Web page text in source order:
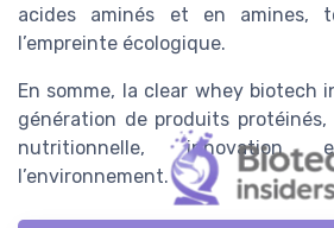
acides aminés et en amines,
l’empreinte écologique.
En somme, la clear whey biotech
génération de produits
nutritionnelle,
l’environnement.